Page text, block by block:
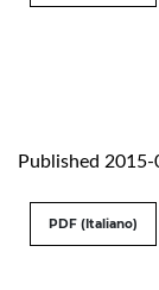
Published
PDF (Italiano)